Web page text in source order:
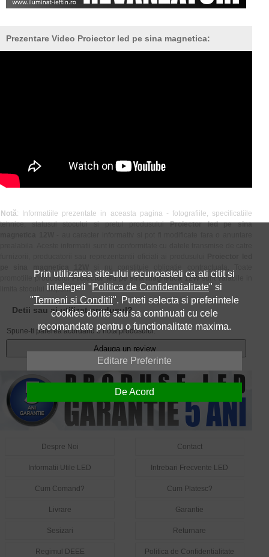
Prezentare Video Proiector led pe sina magnetica:
Notă: Informatiile prezentate in aceasta pagina - fotografiile, specificatiile
tehnice, statusul stocului si pretul produsuluiProiector led pe sina
promotiile produsuluiProiector led pe sina magnetica 12Wsunt valabile in
limita stocului disponibil.
Detii sau ai utilizat produsul?
Spune-ti parerea acordand o nota produsului:
Adauga un review
Despre Noi Contact
Informatii Utile LED Intrebari Frecvente LED
Cum Comand? Cum Platesc?
Livrare Garantie
Sesizari Returnare
Regimul DEEE Politica de Confidentialitate
Prin utilizarea site-ului recunoasteti ca ati citit si
intelegeti "Politica de Confidentialitate" si
"Termeni si Conditii". Puteti selecta si preferintele
cookies dorite sau sa continuati cu cele
recomandate pentru o functionalitate maxima.
Editare Preferinte
De Acord